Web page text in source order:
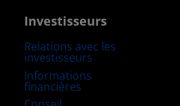
Investisseurs
Relations avec les
investisseurs
Informations
financières